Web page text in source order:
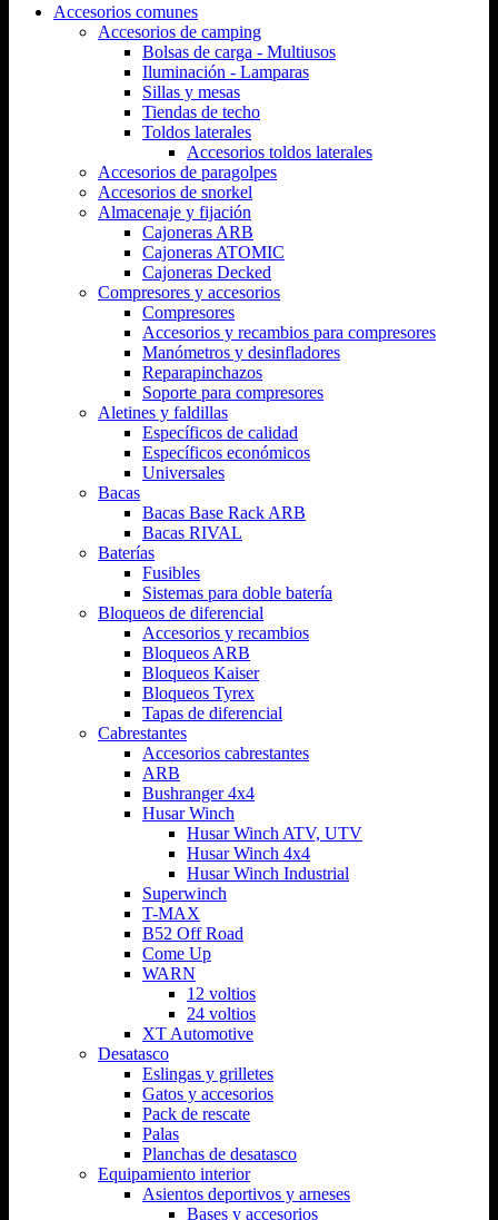
Accesorios comunes
Accesorios de camping
Bolsas de carga - Multiusos
Iluminación - Lamparas
Sillas y mesas
Tiendas de techo
Toldos laterales
Accesorios toldos laterales
Accesorios de paragolpes
Accesorios de snorkel
Almacenaje y fijación
Cajoneras ARB
Cajoneras ATOMIC
Cajoneras Decked
Compresores y accesorios
Compresores
Accesorios y recambios para compresores
Manómetros y desinfladores
Reparapinchazos
Soporte para compresores
Aletines y faldillas
Específicos de calidad
Específicos económicos
Universales
Bacas
Bacas Base Rack ARB
Bacas RIVAL
Baterías
Fusibles
Sistemas para doble batería
Bloqueos de diferencial
Accesorios y recambios
Bloqueos ARB
Bloqueos Kaiser
Bloqueos Tyrex
Tapas de diferencial
Cabrestantes
Accesorios cabrestantes
ARB
Bushranger 4x4
Husar Winch
Husar Winch ATV, UTV
Husar Winch 4x4
Husar Winch Industrial
Superwinch
T-MAX
B52 Off Road
Come Up
WARN
12 voltios
24 voltios
XT Automotive
Desatasco
Eslingas y grilletes
Gatos y accesorios
Pack de rescate
Palas
Planchas de desatasco
Equipamiento interior
Asientos deportivos y arneses
Bases y accesorios